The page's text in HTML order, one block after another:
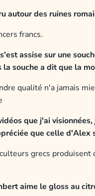
autour des ruines
francs.
assise sur une
la souche a dit que la
qualité n'a jamais
que j'ai
que celle d'Alex
grecs produisent
aime le gloss au